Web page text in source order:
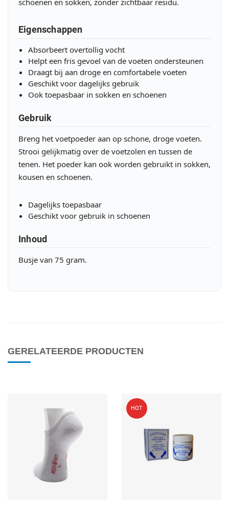
schoenen en sokken, zonder zichtbaar residu.
Eigenschappen
Absorbeert overtollig vocht
Helpt een fris gevoel van de voeten ondersteunen
Draagt bij aan droge en comfortabele voeten
Geschikt voor dagelijks gebruik
Ook toepasbaar in sokken en schoenen
Gebruik
Breng het voetpoeder aan op schone, droge voeten.
Strooi gelijkmatig over de voetzolen en tussen de
tenen. Het poeder kan ook worden gebruikt in sokken,
kousen en schoenen.
Dagelijks toepasbaar
Geschikt voor gebruik in schoenen
Inhoud
Busje van 75 gram.
GERELATEERDE PRODUCTEN
Voeg toe aan mijn wenslijst
Quick View
HOT